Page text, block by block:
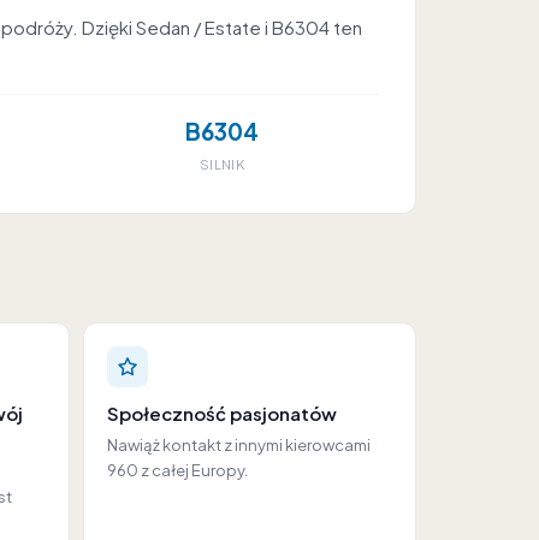
Dzięki Sedan / Estate i B6304 ten
B6304
SILNIK
Społeczność pasjonatów
Nawiąż kontakt z innymi kierowcami
960 z całej Europy.